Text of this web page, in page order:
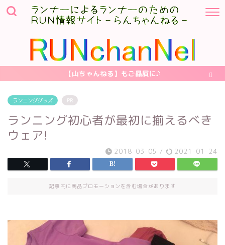
【山ちゃんねる】もご贔屓に♪
ランニンググッズ PR
ランニング初心者が最初に揃えるべき
ウェア!
2018-03-05 / 2021-01-24
記事内に商品プロモーションを含む場合があります